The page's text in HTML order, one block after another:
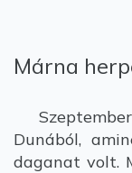
Márna
Dunából,
daganat volt.